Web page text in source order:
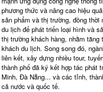
phương thức và nâng cao hiệu
sản phẩm và thị trường, đồng
du lịch để phát triển loại hình và
thị trường khách hàng, nhằm
khách du lịch. Song song đó,
liên kết, xây dựng nhiều tour,
thành phố đã ký kết hợp tác phát
Minh, Đà Nẵng... và các tỉnh,
cả nước và quốc tế.